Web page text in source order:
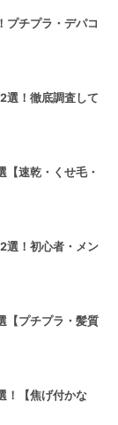
プチプラ・デパコ
選！徹底調査して
【速乾・くせ毛・
選！初心者・メン
【プチプラ・髪質
！【焦げ付かな